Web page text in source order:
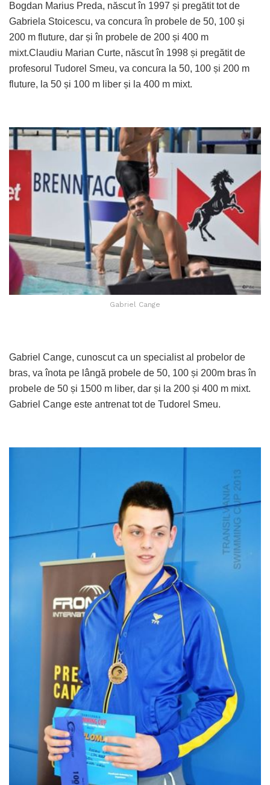
Bogdan Marius Preda, născut în 1997 și pregătit tot de
Gabriela Stoicescu, va concura în probele de 50, 100 și
200 m fluture, dar și în probele de 200 și 400 m
mixt.Claudiu Marian Curte, născut în 1998 și pregătit de
profesorul Tudorel Smeu, va concura la 50, 100 și 200 m
fluture, la 50 și 100 m liber și la 400 m mixt.
Gabriel Cange
Gabriel Cange, cunoscut ca un specialist al probelor de
bras, va înota pe lângă probele de 50, 100 și 200m bras în
probele de 50 și 1500 m liber, dar și la 200 și 400 m mixt.
Gabriel Cange este antrenat tot de Tudorel Smeu.